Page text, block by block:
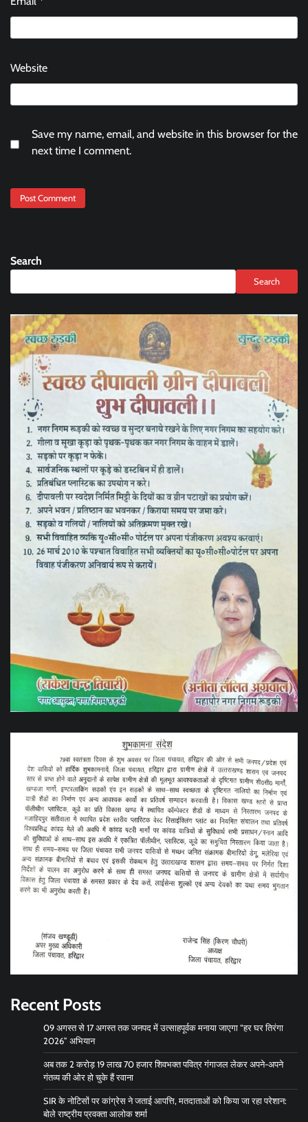
Website
Save my name, email, and website in this browser for the
next time I comment.
Search
Search
Recent Posts
09 अगस्त से 17 अगस्त तक जनपद में उत्साहपूर्वक मनाया जाएगा “हर घर तिरंगा
2026” अभियान
अब तक 2 करोड़ 19 लाख 70 हजार शिवभक्त पवित्र गंगाजल लेकर अपने-अपने
गंतव्य की ओर हो चुके हैं रवाना
SIR के नोटिसों पर कांग्रेस ने जताई आपत्ति, मतदाताओं को किया जा रहा परेशान:
बोले राष्ट्रीय प्रवक्ता आलोक शर्मा